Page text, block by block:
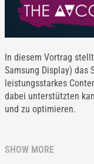
In diesem Vortrag
Samsung Display) das
leistungsstarkes
dabei unterstützten
und zu optimieren.
SHOW MORE